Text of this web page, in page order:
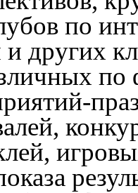
по
и других
по